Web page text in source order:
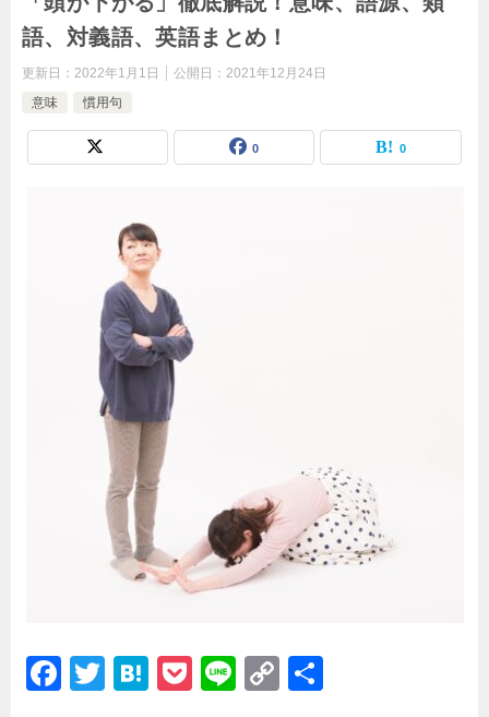
語、対義語、英語まとめ！
更新日： 2022年1月1日 公開日： 2021年12月24日
意味
慣用句
0 0
F
T
H
P
Li
C